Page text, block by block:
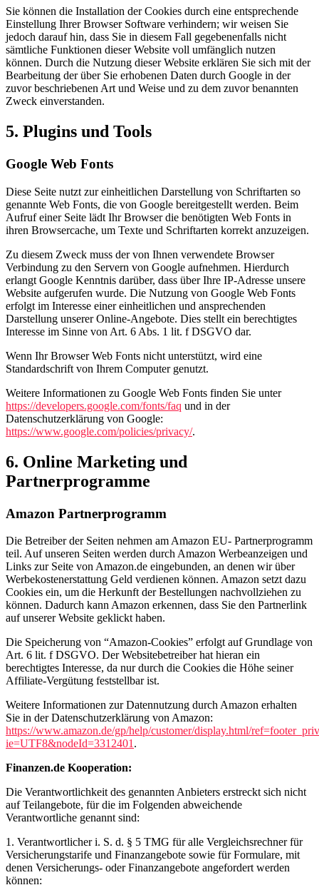
Sie können die Installation der Cookies durch eine entsprechende
Einstellung Ihrer Browser Software verhindern; wir weisen Sie
jedoch darauf hin, dass Sie in diesem Fall gegebenenfalls nicht
sämtliche Funktionen dieser Website voll umfänglich nutzen
können. Durch die Nutzung dieser Website erklären Sie sich mit der
Bearbeitung der über Sie erhobenen Daten durch Google in der
zuvor beschriebenen Art und Weise und zu dem zuvor benannten
Zweck einverstanden.
5. Plugins und Tools
Google Web Fonts
Diese Seite nutzt zur einheitlichen Darstellung von Schriftarten so
genannte Web Fonts, die von Google bereitgestellt werden. Beim
Aufruf einer Seite lädt Ihr Browser die benötigten Web Fonts in
ihren Browsercache, um Texte und Schriftarten korrekt anzuzeigen.
Zu diesem Zweck muss der von Ihnen verwendete Browser
Verbindung zu den Servern von Google aufnehmen. Hierdurch
erlangt Google Kenntnis darüber, dass über Ihre IP-Adresse unsere
Website aufgerufen wurde. Die Nutzung von Google Web Fonts
erfolgt im Interesse einer einheitlichen und ansprechenden
Darstellung unserer Online-Angebote. Dies stellt ein berechtigtes
Interesse im Sinne von Art. 6 Abs. 1 lit. f DSGVO dar.
Wenn Ihr Browser Web Fonts nicht unterstützt, wird eine
Standardschrift von Ihrem Computer genutzt.
Weitere Informationen zu Google Web Fonts finden Sie unter
https://developers.google.com/fonts/faq und in der
Datenschutzerklärung von Google:
https://www.google.com/policies/privacy/.
6. Online Marketing und
Partnerprogramme
Amazon Partnerprogramm
Die Betreiber der Seiten nehmen am Amazon EU- Partnerprogramm
teil. Auf unseren Seiten werden durch Amazon Werbeanzeigen und
Links zur Seite von Amazon.de eingebunden, an denen wir über
Werbekostenerstattung Geld verdienen können. Amazon setzt dazu
Cookies ein, um die Herkunft der Bestellungen nachvollziehen zu
können. Dadurch kann Amazon erkennen, dass Sie den Partnerlink
auf unserer Website geklickt haben.
Die Speicherung von “Amazon-Cookies” erfolgt auf Grundlage von
Art. 6 lit. f DSGVO. Der Websitebetreiber hat hieran ein
berechtigtes Interesse, da nur durch die Cookies die Höhe seiner
Affiliate-Vergütung feststellbar ist.
Weitere Informationen zur Datennutzung durch Amazon erhalten
Sie in der Datenschutzerklärung von Amazon:
https://www.amazon.de/gp/help/customer/display.html/
ie=UTF8&nodeId=3312401 .
Finanzen.de Kooperation:
Die Verantwortlichkeit des genannten Anbieters erstreckt sich nicht
auf Teilangebote, für die im Folgenden abweichende
Verantwortliche genannt sind:
1. Verantwortlicher i. S. d. § 5 TMG für alle Vergleichsrechner für
Versicherungstarife und Finanzangebote sowie für Formulare, mit
denen Versicherungs- oder Finanzangebote angefordert werden
können: